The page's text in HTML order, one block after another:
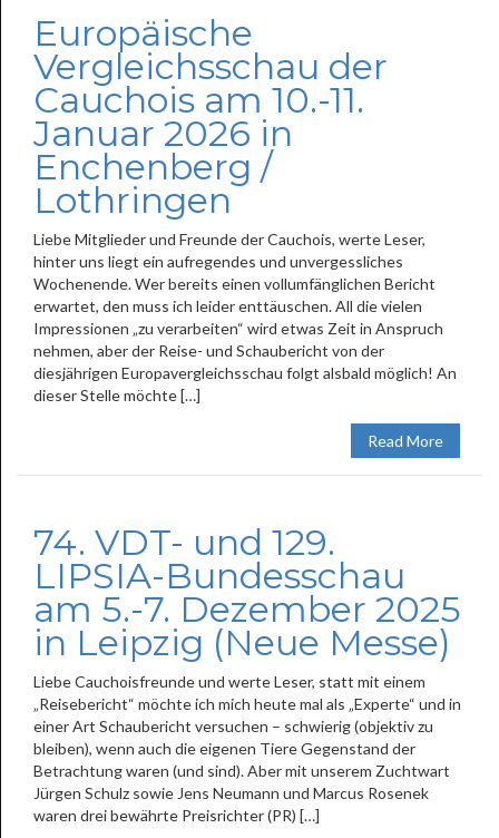
Europäische
Vergleichsschau der
Cauchois am 10.-11.
Januar 2026 in
Enchenberg /
Lothringen
Liebe Mitglieder und Freunde der Cauchois, werte Leser,
hinter uns liegt ein aufregendes und unvergessliches
Wochenende. Wer bereits einen vollumfänglichen Bericht
erwartet, den muss ich leider enttäuschen. All die vielen
Impressionen „zu verarbeiten“ wird etwas Zeit in Anspruch
nehmen, aber der Reise- und Schaubericht von der
diesjährigen Europavergleichsschau folgt alsbald möglich! An
dieser Stelle möchte […]
Read More
74. VDT- und 129.
LIPSIA-Bundesschau
am 5.-7. Dezember 2025
in Leipzig (Neue Messe)
Liebe Cauchoisfreunde und werte Leser, statt mit einem
„Reisebericht“ möchte ich mich heute mal als „Experte“ und in
einer Art Schaubericht versuchen – schwierig (objektiv zu
bleiben), wenn auch die eigenen Tiere Gegenstand der
Betrachtung waren (und sind). Aber mit unserem Zuchtwart
Jürgen Schulz sowie Jens Neumann und Marcus Rosenek
waren drei bewährte Preisrichter (PR) […]